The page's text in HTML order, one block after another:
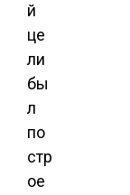
й
це
ли
бы
л
по
стр
ое